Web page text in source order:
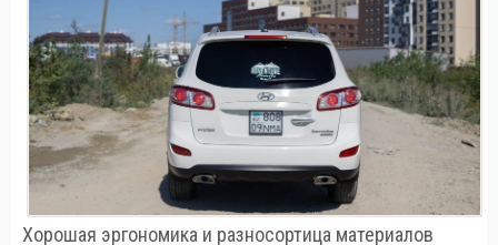
Хорошая эргономика и разносортица материалов